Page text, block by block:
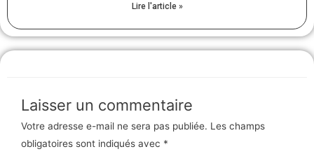
Lire l'article »
Laisser un commentaire
Votre adresse e-mail ne sera pas publiée. Les champs
obligatoires sont indiqués avec *